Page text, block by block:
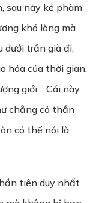
sau này kẻ phàm
khó lòng mà
dưới trần già đi,
hóa của thời gian.
giới… Cái này
chẳng có thần
có thể nói là
tiên duy nhất